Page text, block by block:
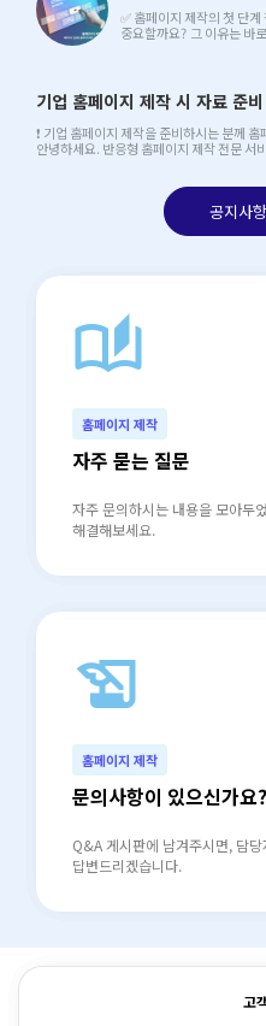
✅ 홈페이지 제작의 첫 단계 참고사
중요할까요? 그 이유는 바로 고객과 웹디자이너 간의 원활한 소통을 돕는
기업 홈페이지 제작 시 자료 준
❗ 기업 홈페이지 제작을 준비하시는 분께
공지사
auto_stories
홈페이지 제작
자주 묻는 질문
자주 문의하시는 내용을 모아두
해결해보세요.
history_edu
홈페이지 제작
문의사항이 있으신가요?
Q&A 게시판에 남겨주시면, 담
답변드리겠습니다.
고